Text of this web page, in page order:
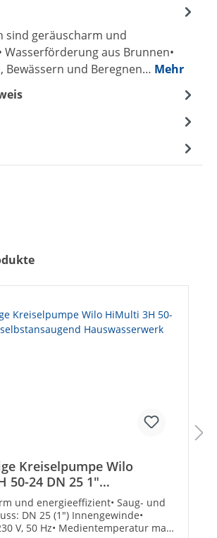
sind geräuscharm und
Wasserförderung aus Brunnen•
Bewässern und Beregnen… Mehr
Kreiselpumpe Wilo
50-24 DN 25 1"
Hauswasserwerk
und energieeffizient• Saug- und
DN 25 (1") Innengewinde•
V, 50 Hz• Medientemperatur max.: